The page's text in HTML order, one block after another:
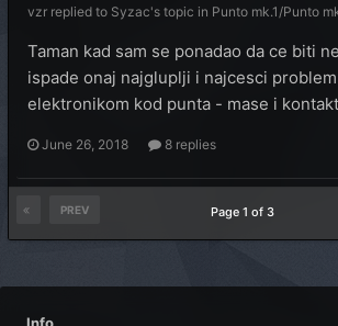
vzr replied to Syzac's topic in Punto mk.1/Punto
Taman kad sam se ponadao da ce biti
ispade onaj najgluplji i najcesci
elektronikom kod punta - mase i
June 26, 2018 8 replies
PREV Page 1 of 3